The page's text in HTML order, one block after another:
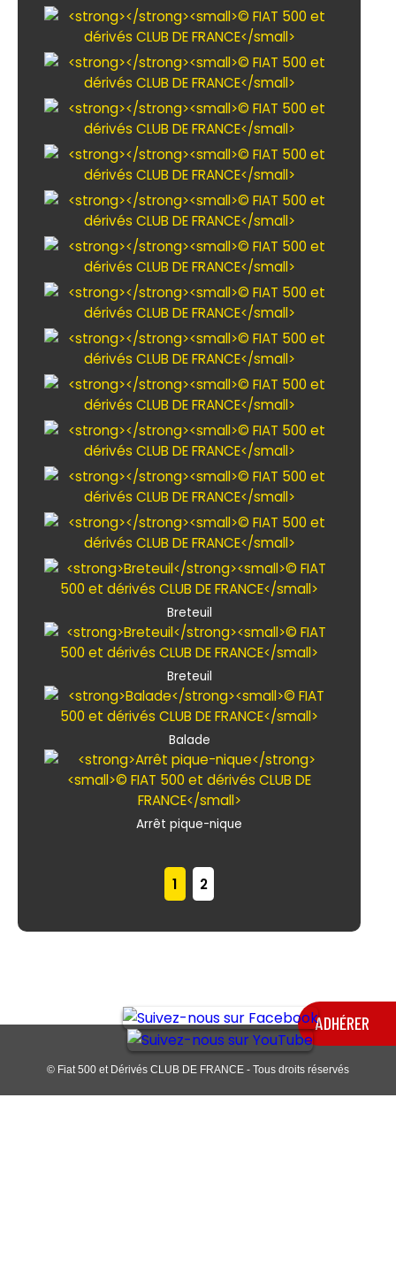
Breteuil
Breteuil
Balade
Arrêt pique-nique
1 2
ADHÉRER
© Fiat 500 et Dérivés CLUB DE FRANCE - Tous droits réservés